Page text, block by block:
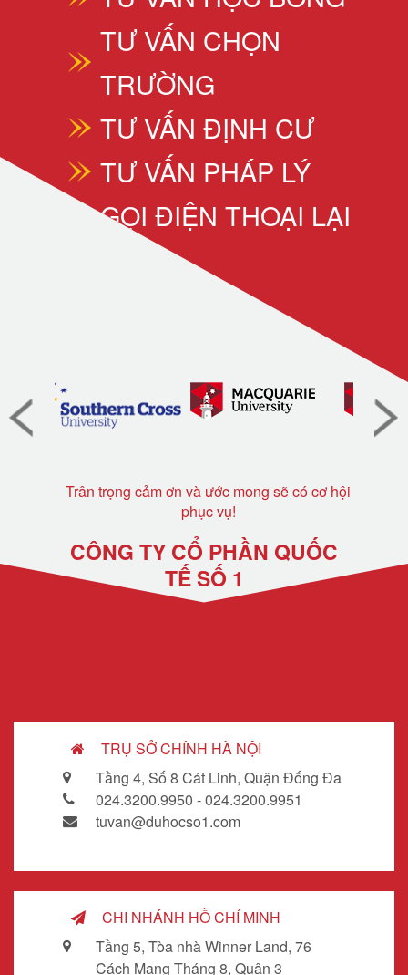
TƯ VẤN CHỌN
TRƯỜNG
TƯ VẤN ĐỊNH CƯ
TƯ VẤN PHÁP LÝ
GỌI ĐIỆN THOẠI LẠI
Trân trọng cảm ơn và ước mong sẽ có cơ hội
phục vụ!
CÔNG TY CỔ PHẦN QUỐC
TẾ SỐ 1
TRỤ SỞ CHÍNH HÀ NỘI
Tầng 4, Số 8 Cát Linh, Quận Đống Đa
024.3200.9950 - 024.3200.9951
tuvan@duhocso1.com
CHI NHÁNH HỒ CHÍ MINH
Tầng 5, Tòa nhà Winner Land, 76
Cách Mạng Tháng 8, Quận 3